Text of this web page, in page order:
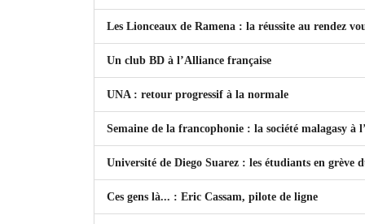
Les Lionceaux de Ramena : la réussite au rendez
Un club BD à l’Alliance française
UNA : retour progressif à la normale
Semaine de la francophonie : la société malagasy à
Université de Diego Suarez : les étudiants en grève
Ces gens là... : Eric Cassam, pilote de ligne